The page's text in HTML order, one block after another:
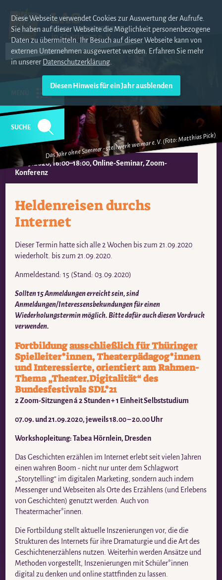
Diese Webseite verwendet Cookies zur Auswertung der Aufrufe.
Sie haben auf dieser Webseite die Möglichkeit personenbezogene
Daten zu übermitteln. Ihr Besuch auf dieser Webseite kann von
externen Unternehmen ausgewertet werden. Erfahren Sie mehr
in unserer Datenschutzerklärung
SUCHE
Das Jahr ohne Sommer - stellwerk weimar e. V. (Foto: Matthias Pick)
21.09.2020, 16:00–18:00, Online-Seminar, Zoom-
Konferenz
Heldenreisen durchs
Internet
Dieser Termin hatte sich alle 2 Wochen bis zum 21.09.2020
wiederholt. bis zum 21.09.2020.
Anmeldestand: 15 (Stand: 03.09.2020)
Sollten 15 Anmeldungen erreicht sein, sind
Anmeldungen/Interessensbekundungen für einen
Wiederholungstermin möglich. Bitte dafür auch diesen Vordruck
verwenden.
Fortbildungausschließlich für Thüringer
Spielleiter*innen, Theaterpädagog*innen
und Interessierte, orientiert am Rahmen-
Thema „Theater.Digitalität“ des
Bundesfestivals SDL*21
2 Zoom-Sitzungen á 2 Stunden + 1 Einheit Selbststudium
07.09. und 21.09.2020, jeweils 18.00 – 20.00 Uhr
Workshopleitung: Tabea Hörnlein, Dresden
Das Geschichten erzählen im Internet erlebt seit vielen Jahren
einen wahren Boom - nicht nur unter dem Schlagwort
„Storytelling“ im digitalen Marketing, sondern auch indem
Messenger und Webseiten als Orte des Erzählens (und Erlebens
von Geschichten) genutzt werden. Auch von
Theatermacher*innen.
Die Fortbildung stellt aktuelle Inszenierungen vor, die die
Strukturen des Internets für ihre Dramaturgie und die Art des
Geschichtenerzählens nutzen. Weiterhin werden Ansätze und
Methoden vorgestellt, Inszenierungen mit Schüler*innen
digital zu denken und online stattfinden zu lassen.